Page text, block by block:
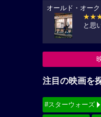
オールド・オーク
と思
注目の映画を
#スターウォーズ